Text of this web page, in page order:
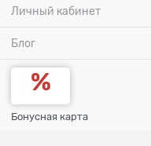
Личный кабинет
Блог
Бонусная карта